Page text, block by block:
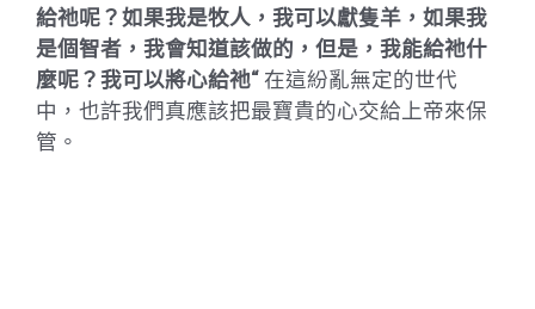
給祂呢？如果我是牧人，我可以獻隻羊，如果我
是個智者，我會知道該做的，但是，我能給祂什
麼呢？我可以將心給祂“ 在這紛亂無定的世代
中，也許我們真應該把最寶貴的心交給上帝來保
管。